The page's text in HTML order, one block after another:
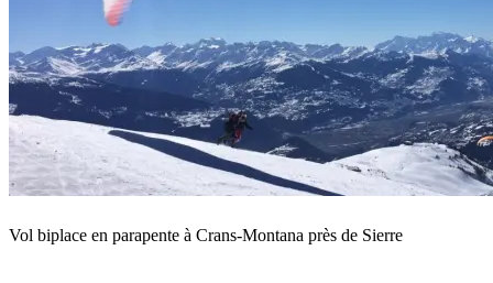
Vol biplace en parapente à Crans-Montana près de Sierre